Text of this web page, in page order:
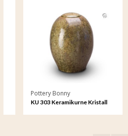
Pottery Bonny
KU 303 Keramikurne Kristall